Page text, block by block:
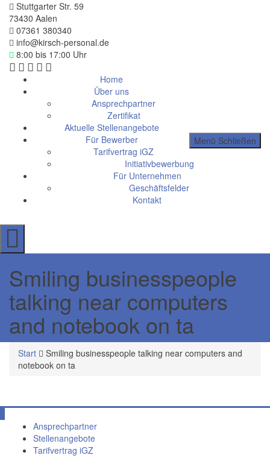
Stuttgarter Str. 59
73430 Aalen
07361 380340
info@kirsch-personal.de
8:00 bis 17:00 Uhr
Menü Schließen
Home
Über uns
Ansprechpartner
Zertifikat
Aktuelle Stellenangebote
Für Bewerber
Tarifvertrag iGZ
Initiativbewerbung
Für Unternehmen
Geschäftsfelder
Kontakt
Smiling businesspeople
talking near computers
and notebook on ta
Start
Smiling businesspeople talking near computers and
notebook on ta
Ansprechpartner
Stellenangebote
Tarifvertrag iGZ